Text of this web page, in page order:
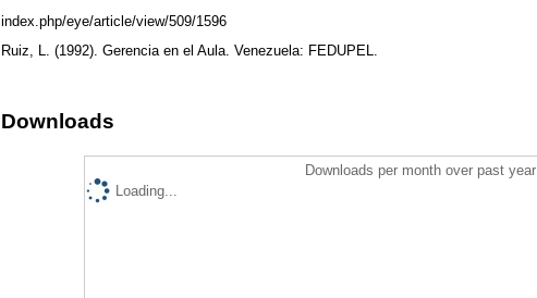
index.php/eye/article/view/509/1596
Ruiz, L. (1992). Gerencia en el Aula. Venezuela: FEDUPEL.
Downloads
Downloads per month over past year
Loading...